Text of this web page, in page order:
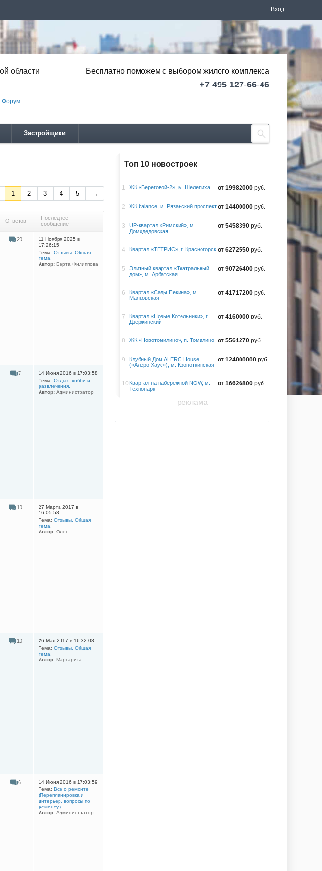
Вход
области Бесплатно поможем с выбором жилого комплекса
+7 495 127-66-46
Форум
Застройщики
1 2 3 4 5 →
Ответов
Последнее
сообщение
20
11 Ноября 2025 в
17:26:15
Тема: Отзывы. Общая
тема.
Автор: Берта Филиппова
7
14 Июня 2016 в 17:03:58
Тема: Отдых, хобби и
развлечения.
Автор: Администратор
10
27 Марта 2017 в
16:05:58
Тема: Отзывы. Общая
тема.
Автор: Олег
10
26 Мая 2017 в 16:32:08
Тема: Отзывы. Общая
тема.
Автор: Маргарита
6
14 Июня 2016 в 17:03:59
Тема: Все о ремонте
(Перепланировка и
интерьер, вопросы по
ремонту.)
Автор: Администратор
Топ 10 новостроек
1 ЖК «Береговой-2», м. Шелепиха от 19982000руб.
2 ЖК balance, м. Рязанский проспектот 14400000руб.
3
UP-квартал «Римский», м.
Домодедовская
от 5458390руб.
4 Квартал «ТЕТРИС», г. Красногорск от 6272550руб.
5
Элитный квартал «Театральный
дом», м. Арбатская
от 90726400руб.
6
Квартал «Сады Пекина», м.
Маяковская
от 41717200руб.
7
Квартал «Новые Котельники», г.
Дзержинский
от 4160000руб.
8 ЖК «Новотомилино», п. Томилино от 5561270руб.
9
Клубный Дом ALERO House
(«Алеро Хаус»), м. Кропоткинская
от 124000000руб.
10 Квартал на набережной NOW, м.
Технопарк
от 16626800руб.
реклама